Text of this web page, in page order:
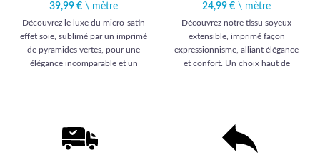
39,99 € \ mètre
Découvrez le luxe du micro-satin
effet soie, sublimé par un imprimé
de pyramides vertes, pour une
élégance incomparable et un
24,99 € \ mètre
Découvrez notre tissu soyeux
extensible, imprimé façon
expressionnisme, alliant élégance
et confort. Un choix haut de